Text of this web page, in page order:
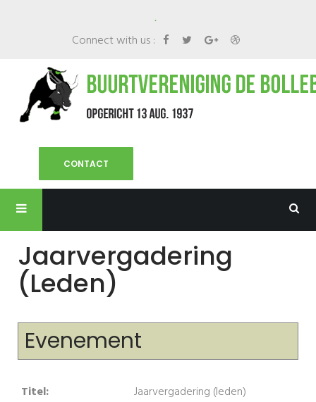
.
Connect with us :
CONTACT
Jaarvergadering
(leden)
Evenement
Titel:
Jaarvergadering (leden)